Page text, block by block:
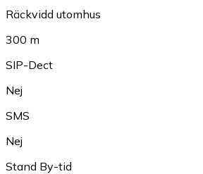
Räckvidd utomhus
300 m
SIP-Dect
Nej
SMS
Nej
Stand By-tid